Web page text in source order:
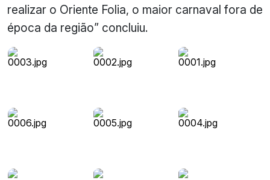
realizar o Oriente Folia, o maior carnaval fora de
época da região” concluiu.